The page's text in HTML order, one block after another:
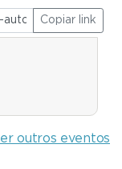
Copiar link
outros eventos